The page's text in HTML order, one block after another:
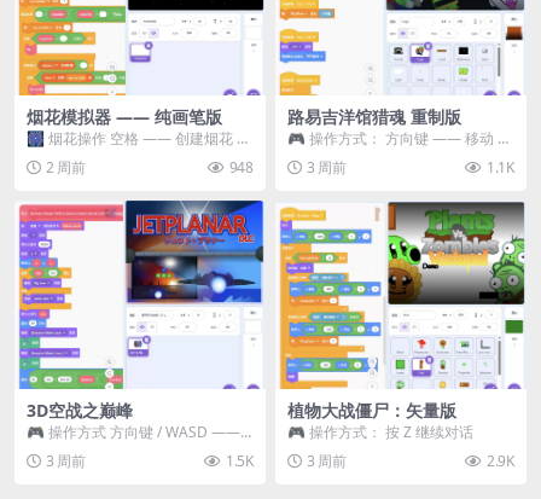
烟花模拟器 —— 纯画笔版
🎆 烟花操作 空格 —— 创建烟花 1
~ 3 —— 切换烟花类型 普通烟花
嘶...2 周前 948
路易吉洋馆猎魂 重制版
🎮 操作方式： 方向键 —— 移动 &
跳跃 空格 —— 打开宝箱 将你...
3 周前 1.1K
3D空战之巅峰
🎮 操作方式 方向键 / WASD ——
移动 Z / K —— 射击 / 攻击...
3 周前 1.5K
植物大战僵尸：矢量版
🎮 操作方式： 按 Z 继续对话
3 周前
2.9K